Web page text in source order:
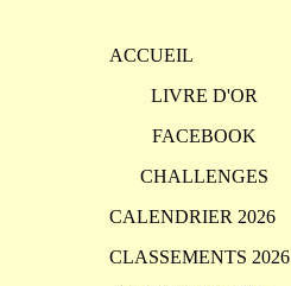
ACCUEIL
LIVRE D'OR
FACEBOOK
CHALLENGES
CALENDRIER 2026
CLASSEMENTS 2026